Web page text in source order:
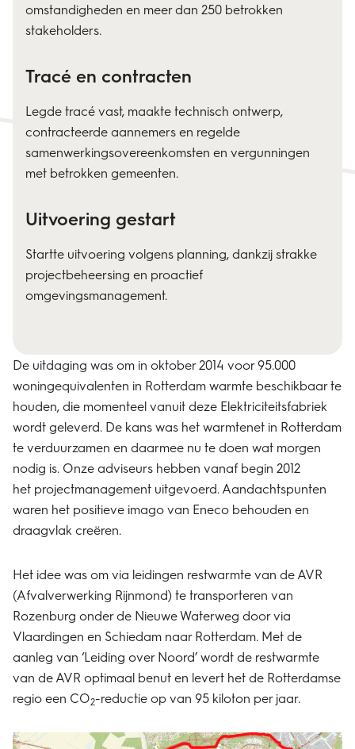
omstandigheden en meer dan 250 betrokken
stakeholders.
Tracé en contracten
Legde tracé vast, maakte technisch ontwerp,
contracteerde aannemers en regelde
samenwerkingsovereenkomsten en vergunningen
met betrokken gemeenten.
Uitvoering gestart
Startte uitvoering volgens planning, dankzij strakke
projectbeheersing en proactief
omgevingsmanagement.
De uitdaging was om in oktober 2014 voor 95.000
woningequivalenten in Rotterdam warmte beschikbaar te
houden, die momenteel vanuit deze Elektriciteitsfabriek
wordt geleverd. De kans was het warmtenet in Rotterdam
te verduurzamen en daarmee nu te doen wat morgen
nodig is. Onze adviseurs hebben vanaf begin 2012
het projectmanagement uitgevoerd. Aandachtspunten
waren het positieve imago van Eneco behouden en
draagvlak creëren.
Het idee was om via leidingen restwarmte van de AVR
(Afvalverwerking Rijnmond) te transporteren van
Rozenburg onder de Nieuwe Waterweg door via
Vlaardingen en Schiedam naar Rotterdam. Met de
aanleg van ‘Leiding over Noord’ wordt de restwarmte
van de AVR optimaal benut en levert het de Rotterdamse
regio een CO2-reductie op van 95 kiloton per jaar.